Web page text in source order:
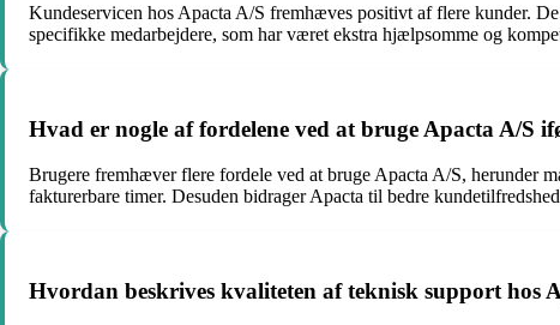
Kundeservicen hos Apacta A/S fremhæves positivt af flere kunder.
specifikke medarbejdere, som har været ekstra hjælpsomme og
Hvad er nogle af fordelene ved at bruge Apacta A/S
Brugere fremhæver flere fordele ved at bruge Apacta A/S, herunder
fakturerbare timer. Desuden bidrager Apacta til bedre
Hvordan beskrives kvaliteten af teknisk support hos